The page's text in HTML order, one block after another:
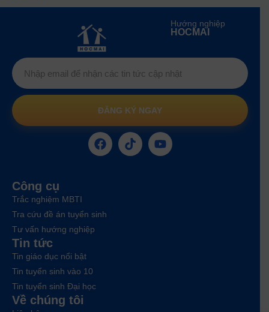
Hướng nghiệp
HOCMAI
ĐĂNG KÝ NGAY
Công cụ
Trắc nghiệm MBTI
Tra cứu đề án tuyển sinh
Tư vấn hướng nghiệp
Tin tức
Tin giáo dục nổi bật
Tin tuyển sinh vào 10
Tin tuyển sinh Đại học
Về chúng tôi